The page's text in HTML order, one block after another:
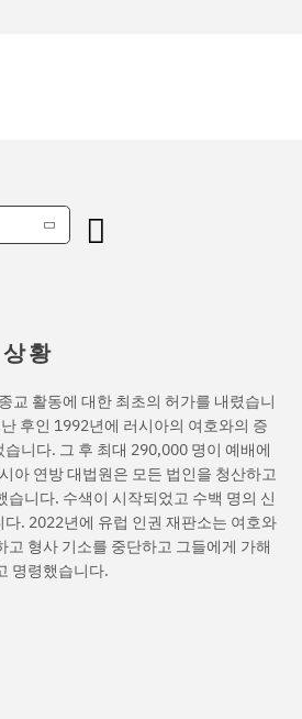
황
교 활동에 대한 최초의 허가를 내렸습니
후인 1992년에 러시아의 여호와의 증
니다. 그 후 최대 290,000 명이 예배에
아 연방 대법원은 모든 법인을 청산하고
습니다. 수색이 시작되었고 수백 명의 신
. 2022년에 유럽 인권 재판소는 여호와
고 형사 기소를 중단하고 그들에게 가해
명령했습니다.